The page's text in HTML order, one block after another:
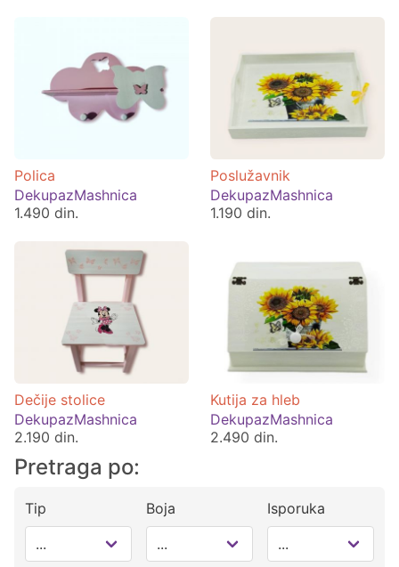
Polica
DekupazMashnica
1.490 din.
Poslužavnik
DekupazMashnica
1.190 din.
Dečije stolice
DekupazMashnica
2.190 din.
Kutija za hleb
DekupazMashnica
2.490 din.
Pretraga po:
Tip Boja Isporuka